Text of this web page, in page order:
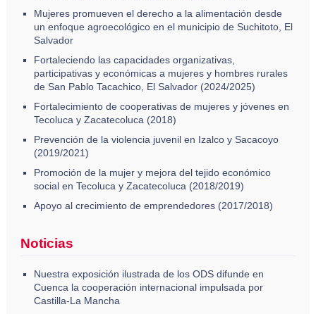
Mujeres promueven el derecho a la alimentación desde
un enfoque agroecológico en el municipio de Suchitoto, El
Salvador
Fortaleciendo las capacidades organizativas,
participativas y económicas a mujeres y hombres rurales
de San Pablo Tacachico, El Salvador (2024/2025)
Fortalecimiento de cooperativas de mujeres y jóvenes en
Tecoluca y Zacatecoluca (2018)
Prevención de la violencia juvenil en Izalco y Sacacoyo
(2019/2021)
Promoción de la mujer y mejora del tejido económico
social en Tecoluca y Zacatecoluca (2018/2019)
Apoyo al crecimiento de emprendedores (2017/2018)
Noticias
Nuestra exposición ilustrada de los ODS difunde en
Cuenca la cooperación internacional impulsada por
Castilla-La Mancha